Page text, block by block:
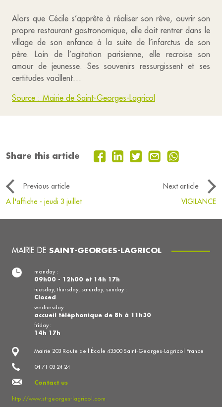
Alors que Cécile s’apprête à réaliser son rêve, ouvrir son
propre restaurant gastronomique, elle doit rentrer dans le
village de son enfance à la suite de l’infarctus de son
père. Loin de l’agitation parisienne, elle recroise son
amour de jeunesse. Ses souvenirs ressurgissent et ses
certitudes vacillent…
Source : Mairie de Saint-Georges-Lagricol
Share this article
Previous article
Next article
A l'affiche - jeudi 3 juillet
VIGILANCE
MAIRIE DE SAINT-GEORGES-LAGRICOL
Mairie 203 Route de l'École 43500 Saint-Georges-Lagricol France
04 71 03 24 24
Contact us
http://www.st-georges-lagricol.com
monday :
09h00 - 12h00 et 14h 17h
tuesday, thursday, saturday, sunday :
Closed
wednesday :
accueil téléphonique de 8h à 11h30
friday :
14h 17h